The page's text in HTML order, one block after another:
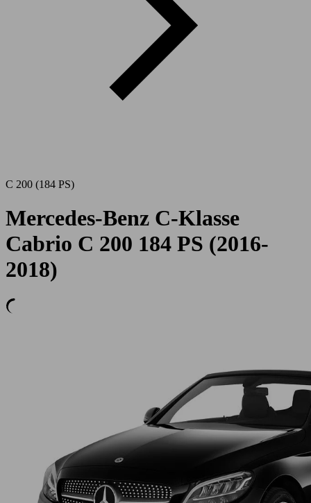
C 200 (184 PS)
Mercedes-Benz C-Klasse
Cabrio C 200 184 PS (2016-
2018)